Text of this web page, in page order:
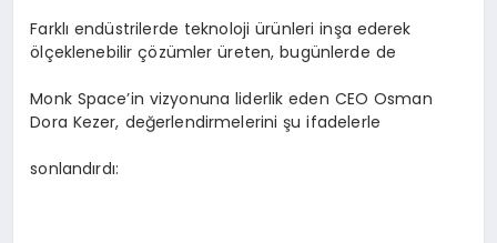
Farklı endüstrilerde teknoloji ürünleri inşa ederek
ölçeklenebilir çözümler üreten, bugünlerde de
Monk Space’in vizyonuna liderlik eden CEO Osman
Dora Kezer, değerlendirmelerini şu ifadelerle
sonlandırdı: